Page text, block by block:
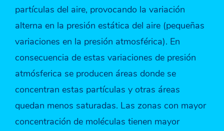
partículas del aire, provocando la variación
alterna en la presión estática del aire (pequeñas
variaciones en la presión atmosférica). En
consecuencia de estas variaciones de presión
atmósferica se producen áreas donde se
concentran estas partículas y otras áreas
quedan menos saturadas. Las zonas con mayor
concentración de moléculas tienen mayor